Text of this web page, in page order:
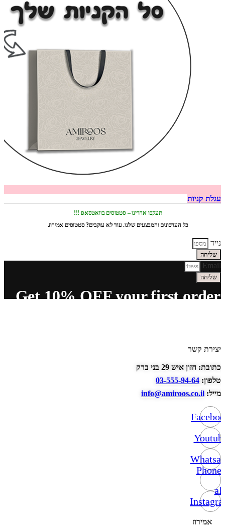
עגלת קניות
תעקבו אחרינו – סטטוסים בוואטסאפ !!!
כל העדכונים והמבצעים שלנו. עוד לא עוקבים? סטטוסים אמירוז.
נייד
שליחה
Email
שליחה
Get 10% OFF your first order
יצירת קשר
כתובת: חזון איש 29 בני ברק
טלפון: 03-555-94-64
מייל: info@amiroos.co.il
Phone-
alt
אמירוז